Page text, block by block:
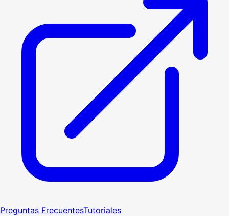
Preguntas FrecuentesTutoriales